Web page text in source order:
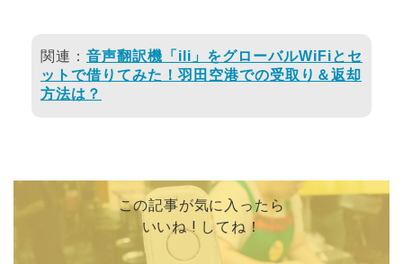
関連： 音声翻訳機「ili」をグローバルWiFiとセ
ットで借りてみた！羽田空港での受取り＆返却
方法は？
この記事が気に入ったら
いいね ! してね！